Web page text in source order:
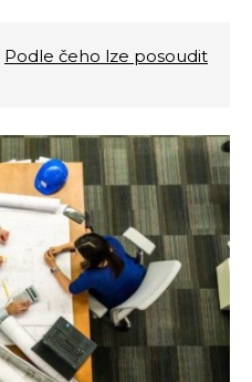
Podle čeho lze posoudit